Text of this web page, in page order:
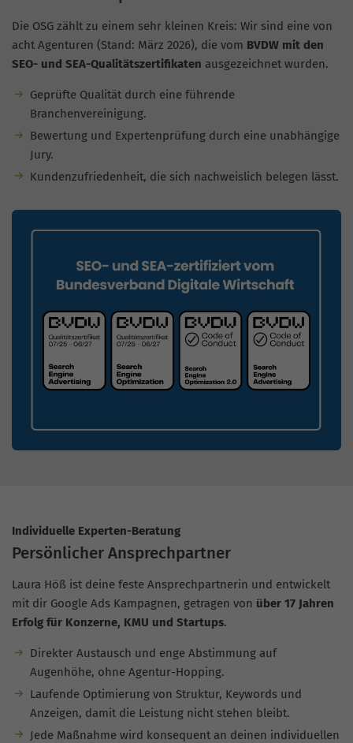
Die OSG zählt zu einem sehr kleinen Kreis: Wir sind eine von
acht Agenturen (Stand: März 2026), die vom BVDW mit den
SEO- und SEA-Qualitätszertifikaten ausgezeichnet wurden.
Geprüfte Qualität durch eine führende
Branchenvereinigung.
Bewertung und Expertenprüfung durch eine unabhängige
Jury.
Kundenzufriedenheit, die sich nachweislich belegen lässt.
Individuelle Experten-Beratung
Persönlicher Ansprechpartner
Laura Höß ist deine feste Ansprechpartnerin und entwickelt
mit dir Google Ads Kampagnen, getragen von über 17 Jahren
Erfolg für Konzerne, KMU und Startups.
Direkter Austausch und enge Abstimmung auf
Augenhöhe, ohne Agentur-Hopping.
Laufende Optimierung von Struktur, Keywords und
Anzeigen, damit die Leistung nicht stehen bleibt.
Jede Maßnahme wird konsequent an deinen individuellen